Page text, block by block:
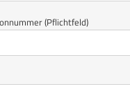
(Pflichtfeld)